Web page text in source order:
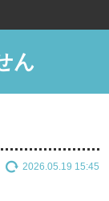
ん
2026.05.19 15:45